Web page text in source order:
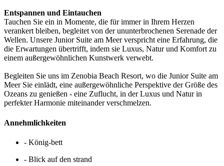
Entspannen und Eintauchen
Tauchen Sie ein in Momente, die für immer in Ihrem Herzen
verankert bleiben, begleitet von der ununterbrochenen Serenade der
Wellen. Unsere Junior Suite am Meer verspricht eine Erfahrung, die
die Erwartungen übertrifft, indem sie Luxus, Natur und Komfort zu
einem außergewöhnlichen Kunstwerk verwebt.
Begleiten Sie uns im Zenobia Beach Resort, wo die Junior Suite am
Meer Sie einlädt, eine außergewöhnliche Perspektive der Größe des
Ozeans zu genießen - eine Zuflucht, in der Luxus und Natur in
perfekter Harmonie miteinander verschmelzen.
Annehmlichkeiten
- König-bett
- Blick auf den strand